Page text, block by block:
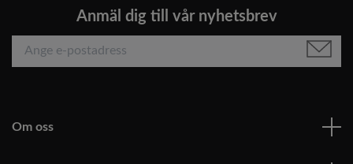
Anmäl dig till vår nyhetsbrev
Om oss